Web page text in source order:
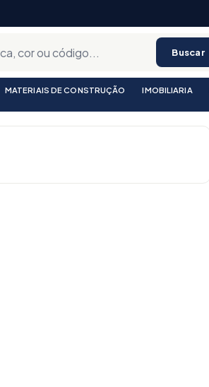
Buscar
MATERIAIS DE CONSTRUÇÃO IMOBILIARIA